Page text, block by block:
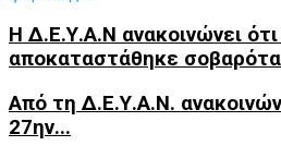
Η Δ.Ε.Υ.Α.Ν ανακοινώνει
αποκαταστάθηκε
Από τη Δ.Ε.Υ.Α.Ν.
27ην...